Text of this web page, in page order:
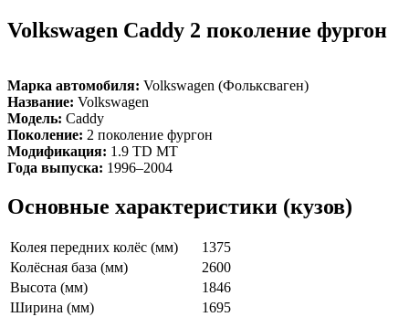
Volkswagen Caddy 2 поколение фургон
Марка автомобиля: Volkswagen (Фольксваген)
Название: Volkswagen
Модель: Caddy
Поколение: 2 поколение фургон
Модификация: 1.9 TD MT
Года выпуска: 1996–2004
Основные характеристики (кузов)
Колея передних колёс (мм)
1375
Колёсная база (мм)
2600
Высота (мм)
1846
Ширина (мм)
1695